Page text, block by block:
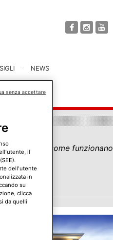
NEWS
vantaggi e come funzionano
il
dell'utente
in
su
clicca
da quelli
senza accettare